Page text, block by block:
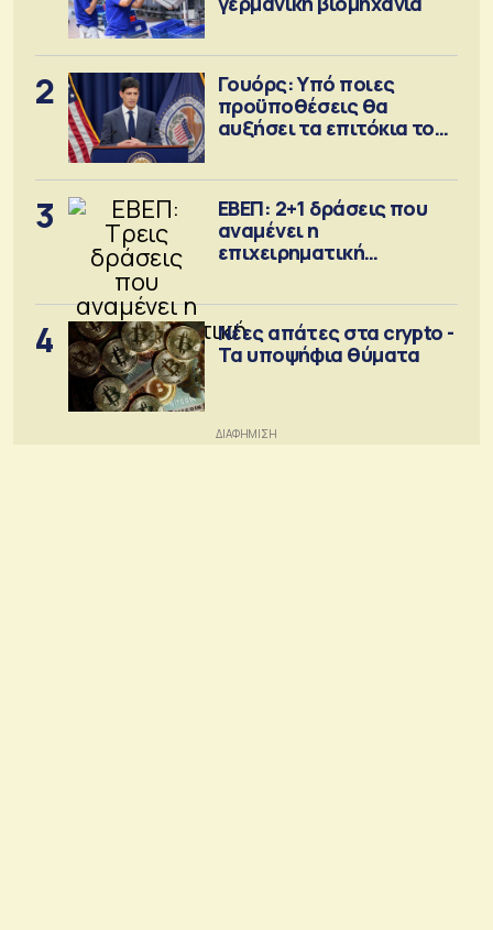
2
Γουόρς: Υπό ποιες
προϋποθέσεις θα
αυξήσει τα επιτόκια τον
3
ΕΒΕΠ: 2+1 δράσεις που
αναμένει η
επιχειρηματική
4
Νέες απάτες στα crypto -
Τα υποψήφια θύματα